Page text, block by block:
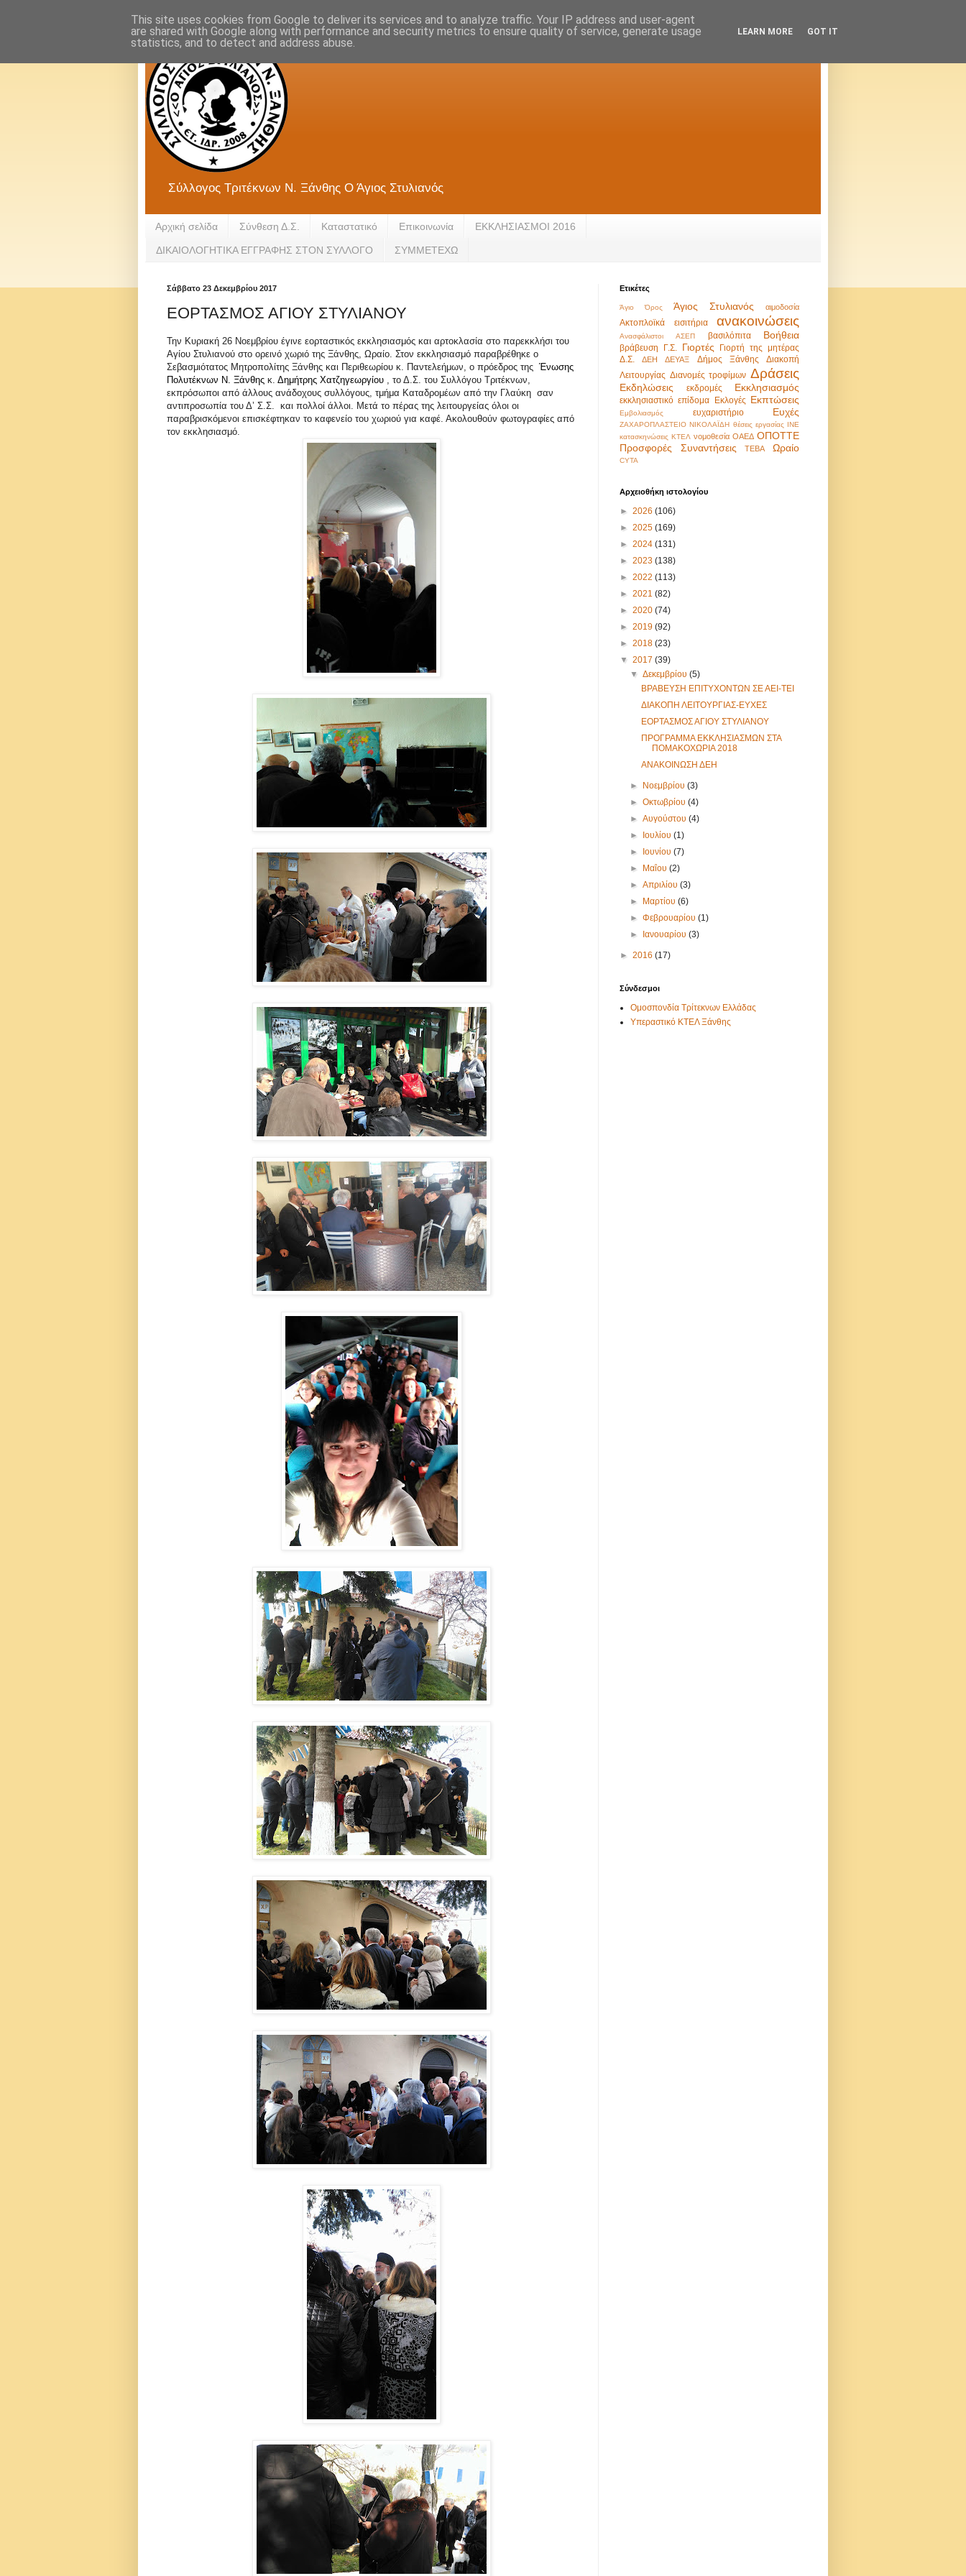
Σύλλογος Τριτέκνων Ν. Ξάνθης Ο Άγιος Στυλιανός
Αρχική σελίδα Σύνθεση Δ.Σ. Καταστατικό Eπικοινωνία ΕΚΚΛΗΣΙΑΣΜΟΙ 2016
ΔΙΚΑΙΟΛΟΓΗΤΙΚΑ ΕΓΓΡΑΦΗΣ ΣΤΟΝ ΣΥΛΛΟΓΟ ΣΥΜΜΕΤΕΧΩ
Σάββατο 23 Δεκεμβρίου 2017
ΕΟΡΤΑΣΜΟΣ ΑΓΙΟΥ ΣΤΥΛΙΑΝΟΥ
Την Κυριακή 26 Νοεμβρίου έγινε εορταστικός εκκλησιασμός και αρτοκλασία στο παρεκκλήσι του
Αγίου Στυλιανού στο ορεινό χωριό της Ξάνθης, Ωραίο. Στον εκκλησιασμό παραβρέθηκε ο
Σεβασμιότατος Μητροπολίτης Ξάνθης και Περιθεωρίου κ. Παντελεήμων, ο πρόεδρος της Ένωσης
Πολυτέκνων Ν. Ξάνθης κ. Δημήτρης Χατζηγεωργίου , το Δ.Σ. του Συλλόγου Τριτέκνων,
εκπρόσωποι από άλλους ανάδοχους συλλόγους, τμήμα Καταδρομέων από την Γλαύκη σαν
αντιπροσωπία του Δ’ Σ.Σ. και πολλοί άλλοι. Μετά το πέρας της λειτουργείας όλοι οι
παραβρισκόμενοι επισκέφτηκαν το καφενείο του χωριού για καφέ. Ακολουθούν φωτογραφίες από
τον εκκλησιασμό.
Ετικέτες
Άγιο Όρος Άγιος Στυλιανός αιμοδοσία
Ακτοπλοϊκά εισιτήρια ανακοινώσεις
Ανασφάλιστοι ΑΣΕΠ βασιλόπιτα Βοήθεια
βράβευση Γ.Σ. Γιορτές
Γιορτή της μητέρας
Δ.Σ.
ΔΕΗ ΔΕΥΑΞ Δήμος Ξάνθης
Διακοπή
Λειτουργίας Διανομές τροφίμων Δράσεις
Εκδηλώσεις εκδρομές Εκκλησιασμός
εκκλησιαστικό επίδομα Εκλογές Εκπτώσεις
Εμβολιασμός ευχαριστήριο Ευχές
ΖΑΧΑΡΟΠΛΑΣΤΕΙΟ ΝΙΚΟΛΑΪΔΗ θέσεις εργασίας ΙΝΕ
κατασκηνώσεις ΚΤΕΛ νομοθεσία ΟΑΕΔ ΟΠΟΤΤΕ
Προσφορές
Συναντήσεις ΤΕΒΑ Ωραίο
CYTA
Αρχειοθήκη ιστολογίου
► 2026 (106)
► 2025 (169)
► 2024 (131)
► 2023 (138)
► 2022 (113)
► 2021 (82)
► 2020 (74)
► 2019 (92)
► 2018 (23)
▼ 2017 (39)
▼Δεκεμβρίου(5)
ΒΡΑΒΕΥΣΗ ΕΠΙΤΥΧΟΝΤΩΝ ΣΕ ΑΕΙ-ΤΕΙ
ΔΙΑΚΟΠΗ ΛΕΙΤΟΥΡΓΙΑΣ-ΕΥΧΕΣ
ΕΟΡΤΑΣΜΟΣ ΑΓΙΟΥ ΣΤΥΛΙΑΝΟΥ
ΠΡΟΓΡΑΜΜΑ ΕΚΚΛΗΣΙΑΣΜΩΝ ΣΤΑ
ΠΟΜΑΚΟΧΩΡΙΑ 2018
ΑΝΑΚΟΙΝΩΣΗ ΔΕΗ
► Νοεμβρίου(3)
►Οκτωβρίου(4)
►Αυγούστου(4)
►
Ιουλίου(1)
►
Ιουνίου(7)
►
Μαΐου(2)
►Απριλίου(3)
►
Μαρτίου(6)
►Φεβρουαρίου(1)
►
Ιανουαρίου(3)
► 2016 (17)
Σύνδεσμοι
Ομοσπονδία Τρίτεκνων Ελλάδας
Υπεραστικό ΚΤΕΛ Ξάνθης
This site uses cookies from Google to deliver its services and to analyze traffic. Your IP address and user-agent
are shared with Google along with performance and security metrics to ensure quality of service, generate usage
statistics, and to detect and address abuse.
LEARN MORE GOT IT